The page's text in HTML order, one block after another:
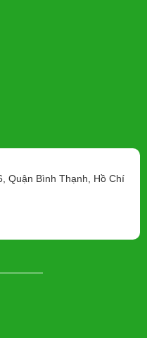
Quận Bình Thạnh, Hồ Chí